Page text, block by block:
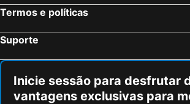
Termos e políticas
Suporte
Inicie sessão para desfrutar
vantagens exclusivas para